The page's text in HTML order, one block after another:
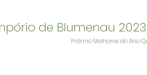
de Blumenau
Prêmio Melhores do Ano